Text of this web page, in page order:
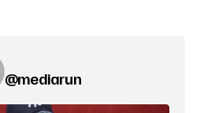
@mediarun